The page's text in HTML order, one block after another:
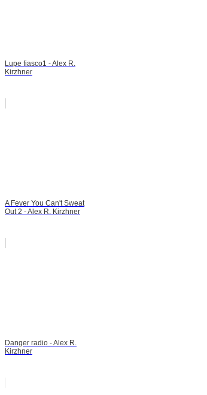
Lupe fiasco1 - Alex R.
Kirzhner
A Fever You Can't Sweat
Out 2 - Alex R. Kirzhner
Danger radio - Alex R.
Kirzhner